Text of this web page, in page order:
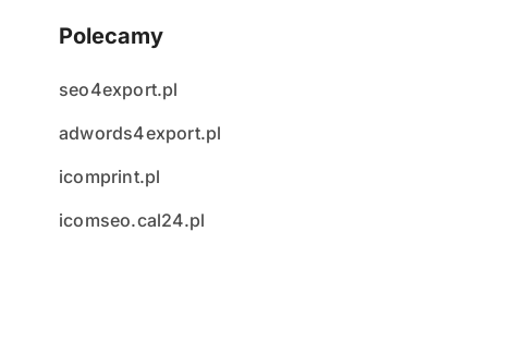
Polecamy
seo4export.pl
adwords4export.pl
icomprint.pl
icomseo.cal24.pl